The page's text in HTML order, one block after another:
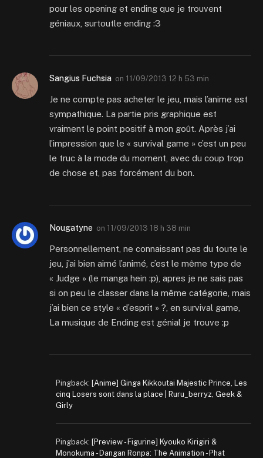
pour les opening et ending que je trouvent
géniaux, surtoutle ending :3
Sangius Fuchsia on 11/09/2013 12 h 53 min
Je ne compte pas acheter le jeu, mais l’anime est
sympathique. La partie pris graphique est
vraiment le point positif à mon goût. Après j’ai
l’impression que le « survival game » c’est un peu
le truc à la mode du moment, avec du coup trop
de chose et, pas forcément du bon.
Nougatyne on 11/09/2013 18 h 38 min
Personnellement, ne connaissant pas du toute le
jeu, j’ai bien aimé l’animé, c’est le même type de
« Judge » (le manga hein :p), apres je ne sais pas
si on peu le classer dans la même catégorie, mais
j’ai bien ce style « d’esprit » ?, en survival game,
La musique de Ending est génial je trouve :p
Pingback: [Anime] Ginga Kikkoutai Majestic Prince, Les
cinq Losers sont dans la place | Ruru_berryz, Geek &
Girly
Pingback: [Preview - Figurine] Kyouko Kirigiri &
Monokuma - Dangan Ronpa: The Animation - Phat